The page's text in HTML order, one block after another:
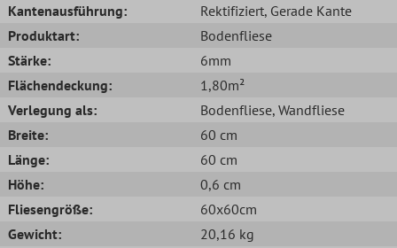
Kantenausführung:
Rektifiziert, Gerade Kante
Produktart:
Bodenfliese
Stärke:
6mm
Flächendeckung:
1,80m²
Verlegung als:
Bodenfliese, Wandfliese
Breite:
60 cm
Länge:
60 cm
Höhe:
0,6 cm
Fliesengröße:
60x60cm
Gewicht:
20,16 kg